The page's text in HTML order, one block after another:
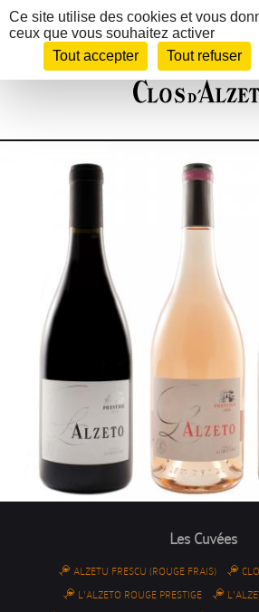
Panneau de gestion des cookies
Ce site utilise des cookies et vous
ceux que vous souhaitez activer
Tout accepter
Tout refuser
MENU
Les Cuvées
ALZETU FRESCU (ROUGE FRAIS)
L'ALZETO ROUGE PRESTIGE